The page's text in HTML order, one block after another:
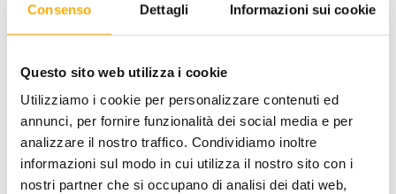
Consenso Dettagli Informazioni sui cookie
Questo sito web utilizza i cookie
Utilizziamo i cookie per personalizzare contenuti ed
annunci, per fornire funzionalità dei social media e per
analizzare il nostro traffico. Condividiamo inoltre
informazioni sul modo in cui utilizza il nostro sito con i
nostri partner che si occupano di analisi dei dati web,
Aggiungi alla lista dei
Informazioni utili